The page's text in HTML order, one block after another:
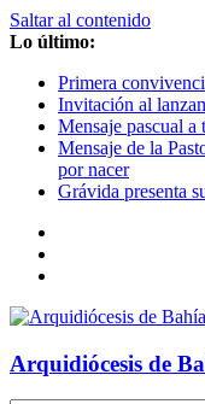
Saltar al contenido
Lo último:
Primera
Invitación al
Mensaje pascual
Mensaje de la
por nacer
Grávida presenta
Arquidiócesis de